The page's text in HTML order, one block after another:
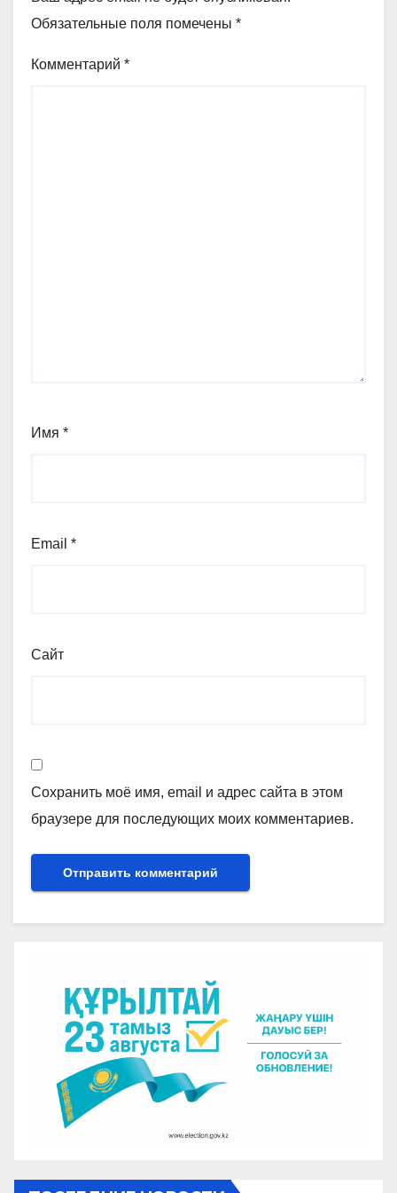
Обязательные поля помечены *
Комментарий *
Имя *
Email *
Сайт
Сохранить моё имя, email и адрес сайта в этом
браузере для последующих моих комментариев.